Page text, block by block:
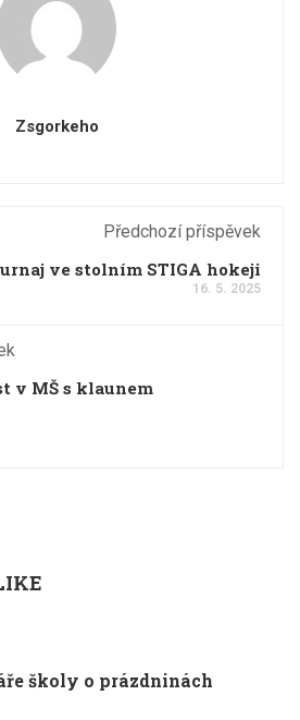
Zsgorkeho
Předchozí příspěvek
ve stolním STIGA hokeji
16. 5. 2025
v MŠ s klaunem
školy o prázdninách